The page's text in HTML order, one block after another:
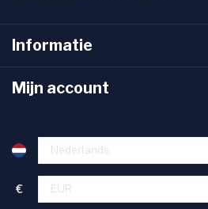
Informatie
Mijn account
€